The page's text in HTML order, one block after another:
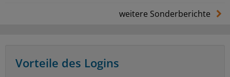
weitere Sonderberichte
Vorteile des Logins